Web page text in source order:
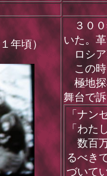
年頃）
３００
いた。
ロシア
この時
極地探
舞台で
「ナン
「わた
数百
るべき
づいて